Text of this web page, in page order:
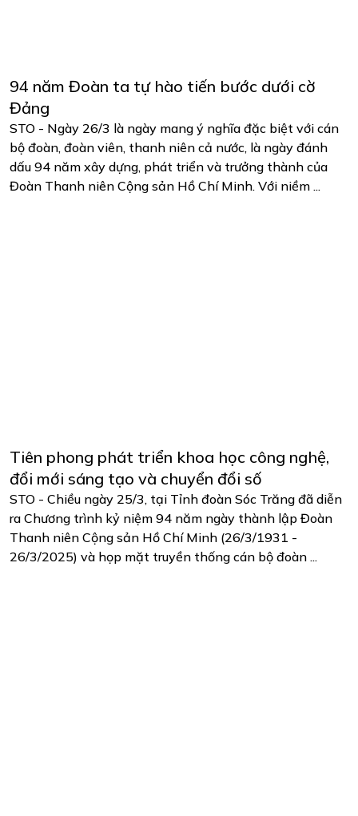
94 năm Đoàn ta tự hào tiến bước dưới cờ
Đảng
STO - Ngày 26/3 là ngày mang ý nghĩa đặc biệt với cán
bộ đoàn, đoàn viên, thanh niên cả nước, là ngày đánh
dấu 94 năm xây dựng, phát triển và trưởng thành của
Đoàn Thanh niên Cộng sản Hồ Chí Minh. Với niềm ...
Tiên phong phát triển khoa học công nghệ,
đổi mới sáng tạo và chuyển đổi số
STO - Chiều ngày 25/3, tại Tỉnh đoàn Sóc Trăng đã diễn
ra Chương trình kỷ niệm 94 năm ngày thành lập Đoàn
Thanh niên Cộng sản Hồ Chí Minh (26/3/1931 -
26/3/2025) và họp mặt truyền thống cán bộ đoàn ...